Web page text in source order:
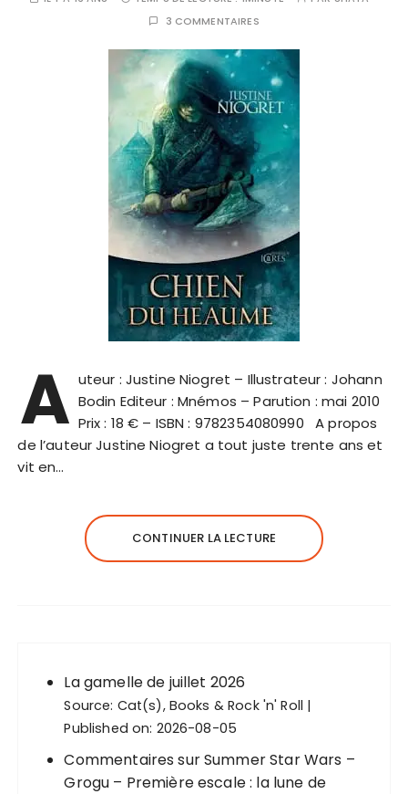
3 COMMENTAIRES
A uteur : Justine Niogret – Illustrateur : Johann
Bodin Editeur : Mnémos – Parution : mai 2010
Prix : 18 € – ISBN : 9782354080990 A propos
de l’auteur Justine Niogret a tout juste trente ans et
vit en…
CONTINUER LA LECTURE
La gamelle de juillet 2026
Source: Cat(s), Books & Rock 'n' Roll
Published on: 2026-08-05
Commentaires sur Summer Star Wars –
Grogu – Première escale : la lune de